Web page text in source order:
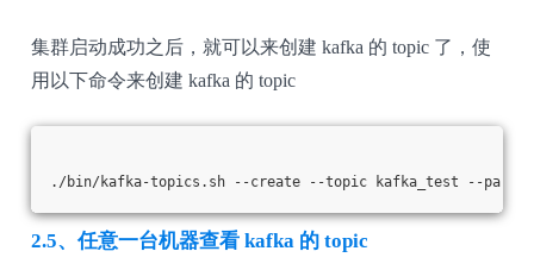
集群启动成功之后，就可以来创建 kafka 的 topic 了，使
用以下命令来创建 kafka 的 topic
./bin/kafka-topics.sh --create --topic kafka_test --
2.5、任意一台机器查看 kafka 的 topic